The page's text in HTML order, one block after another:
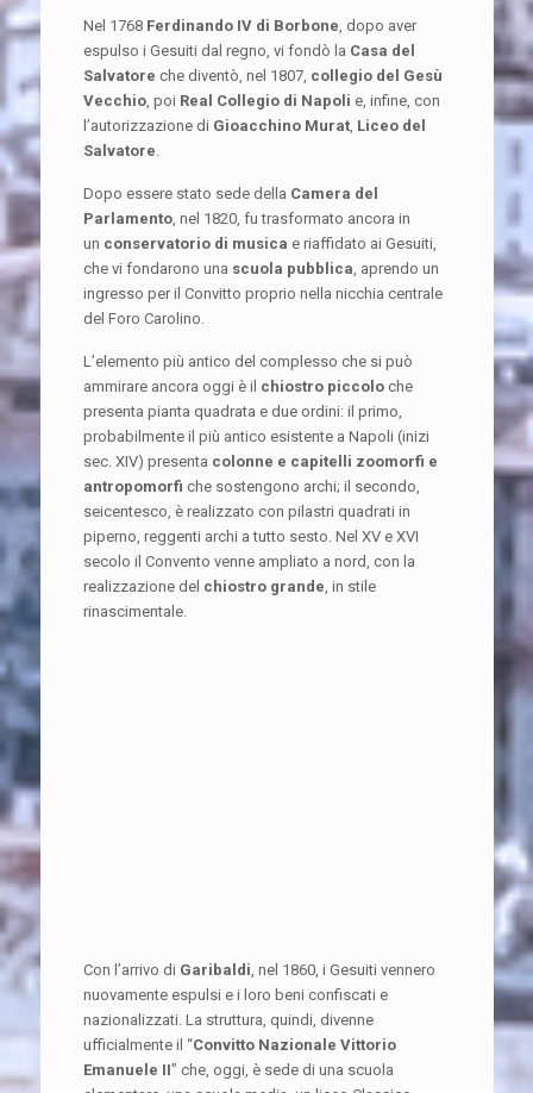
Nel 1768 Ferdinando IV di Borbone , dopo aver
espulso i Gesuiti dal regno, vi fondò la Casa del
Salvatore che diventò, nel 1807, collegio del Gesù
Vecchio, poi Real Collegio di Napoli e, infine, con
l’autorizzazione di Gioacchino Murat, Liceo del
Salvatore
Dopo essere stato sede della Camera del
Parlamento, nel 1820, fu trasformato ancora in
un conservatorio di musica e riaffidato ai Gesuiti,
che vi fondarono una scuola pubblica , aprendo un
ingresso per il Convitto proprio nella nicchia centrale
del Foro Carolino.
L’elemento più antico del complesso che si può
ammirare ancora oggi è il chiostro piccoloche
presenta pianta quadrata e due ordini: il primo,
probabilmente il più antico esistente a Napoli (inizi
sec. XIV) presenta colonne e capitelli zoomorfi e
antropomorfi che sostengono archi; il secondo,
seicentesco, è realizzato con pilastri quadrati in
piperno, reggenti archi a tutto sesto. Nel XV e XVI
secolo il Convento venne ampliato a nord, con la
realizzazione del chiostro grande , in stile
rinascimentale.
Con l’arrivo di Garibaldi , nel 1860, i Gesuiti vennero
nuovamente espulsi e i loro beni confiscati e
nazionalizzati. La struttura, quindi, divenne
ufficialmente il “Convitto Nazionale Vittorio
Emanuele II” che, oggi, è sede di una scuola